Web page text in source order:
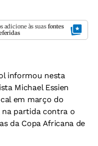
adicione às suas fontes
informou nesta
Michael Essien
em março do
na partida contra o
da Copa Africana de